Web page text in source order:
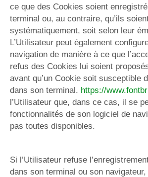
ce que des Cookies soient
terminal ou, au contraire, qu’ils
systématiquement, soit selon leur
L’Utilisateur peut également
navigation de manière à ce que
refus des Cookies lui soient
avant qu’un Cookie soit susceptible
dans son terminal. https://
l’Utilisateur que, dans ce cas, il se
fonctionnalités de son logiciel de
pas toutes disponibles.
Si l’Utilisateur refuse
dans son terminal ou son